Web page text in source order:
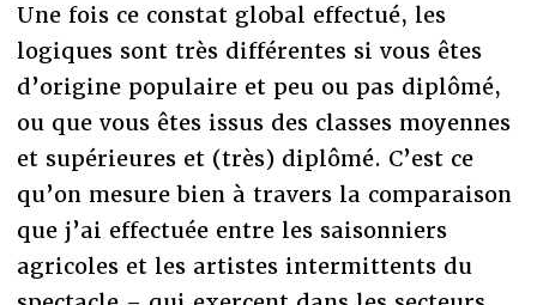
Une fois ce constat global effectué, les
logiques sont très différentes si vous êtes
d’origine populaire et peu ou pas diplômé,
ou que vous êtes issus des classes moyennes
et supérieures et (très) diplômé. C’est ce
qu’on mesure bien à travers la comparaison
que j’ai effectuée entre les saisonniers
agricoles et les artistes intermittents du